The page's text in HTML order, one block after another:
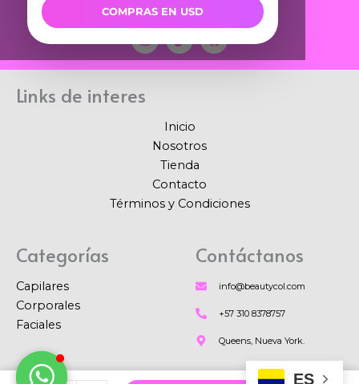
COMPRAS EN USD
I
n
s
t
g
m
T
i
k
t
F
a
c
e
Links de interes
Inicio
Nosotros
Tienda
Contacto
Términos y Condiciones
Categorías
Capilares
Corporales
Faciales
Contáctanos
info@beautycol.com
+57 310 8378757
Queens, Nueva York.
ES
Dermoaclarante